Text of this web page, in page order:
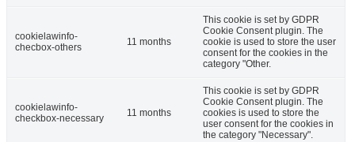
cookielawinfo-
checbox-others
11 months
This cookie is set by GDPR
Cookie Consent plugin. The
cookie is used to store the user
consent for the cookies in the
category "Other.
cookielawinfo-
checkbox-necessary
11 months
This cookie is set by GDPR
Cookie Consent plugin. The
cookies is used to store the
user consent for the cookies in
the category "Necessary".